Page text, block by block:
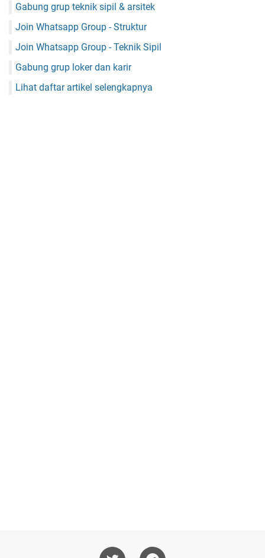
Gabung grup teknik sipil & arsitek
Join Whatsapp Group - Struktur
Join Whatsapp Group - Teknik Sipil
Gabung grup loker dan karir
Lihat daftar artikel selengkapnya